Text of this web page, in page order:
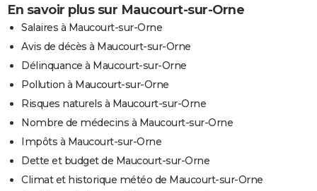
En savoir plus sur Maucourt-sur-Orne
Salaires à Maucourt-sur-Orne
Avis de décès à Maucourt-sur-Orne
Délinquance à Maucourt-sur-Orne
Pollution à Maucourt-sur-Orne
Risques naturels à Maucourt-sur-Orne
Nombre de médecins à Maucourt-sur-Orne
Impôts à Maucourt-sur-Orne
Dette et budget de Maucourt-sur-Orne
Climat et historique météo de Maucourt-sur-Orne